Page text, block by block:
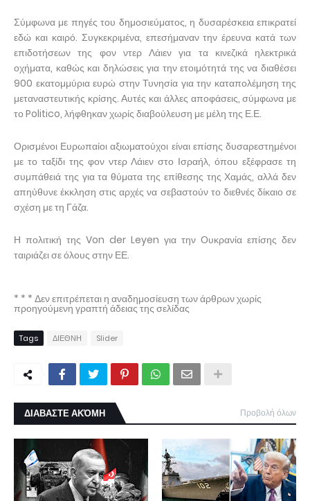
Σύμφωνα με πηγές του δημοσιεύματος, η δυσαρέσκεια επικρατεί
εδώ και καιρό. Συγκεκριμένα, επεσήμαναν την έρευνα κατά των
επιδοτήσεων της φον ντερ Λάιεν για τα κινεζικά ηλεκτρικά
οχήματα, καθώς και δηλώσεις για την ετοιμότητά της να διαθέσει
900 εκατομμύρια ευρώ στην Τυνησία για την καταπολέμηση της
μεταναστευτικής κρίσης. Αυτές και άλλες αποφάσεις, σύμφωνα με
το Politico, λήφθηκαν χωρίς διαβούλευση με μέλη της Ε.Ε.
Ορισμένοι Ευρωπαίοι αξιωματούχοι είναι επίσης δυσαρεστημένοι
με το ταξίδι της φον ντερ Λάιεν στο Ισραήλ, όπου εξέφρασε τη
συμπάθειά της για τα θύματα της επίθεσης της Χαμάς, αλλά δεν
απηύθυνε έκκληση στις αρχές να σεβαστούν το διεθνές δίκαιο σε
σχέση με τη Γάζα.
Η πολιτική της Von der Leyen για την Ουκρανία επίσης δεν
ταιριάζει σε όλους στην ΕΕ.
* * * Δεν επιτρέπεται η αναδημοσίευση των άρθρων χωρίς
προηγούμενη γραπτή άδειας της σελίδας
Tags ΔΙΕΘΝΗ Slider
ΔΙΑΒΑΣΤΕ ΑΚΌΜΗ Προβολή όλων